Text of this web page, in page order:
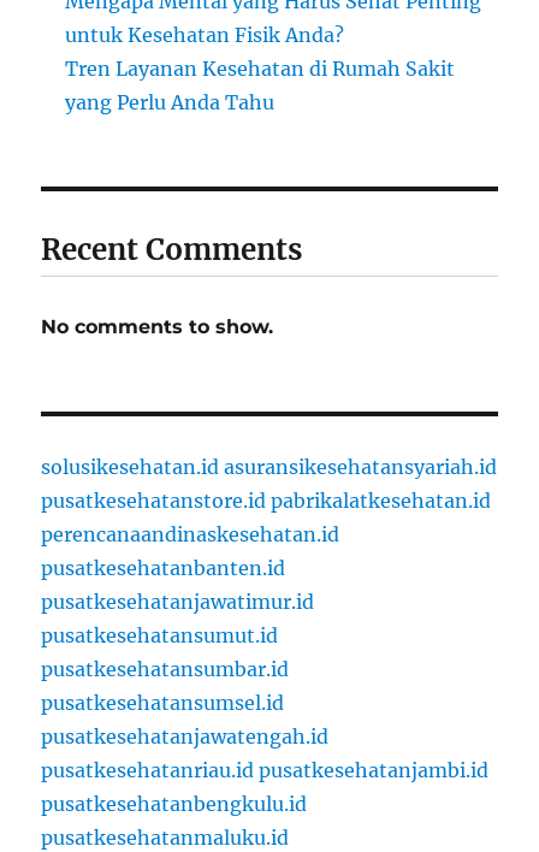
untuk Kesehatan Fisik Anda?
Tren Layanan Kesehatan di Rumah Sakit
yang Perlu Anda Tahu
Recent Comments
No comments to show.
solusikesehatan.id asuransikesehatansyariah.id
pusatkesehatanstore.id pabrikalatkesehatan.id
perencanaandinaskesehatan.id
pusatkesehatanbanten.id
pusatkesehatanjawatimur.id
pusatkesehatansumut.id
pusatkesehatansumbar.id
pusatkesehatansumsel.id
pusatkesehatanjawatengah.id
pusatkesehatanriau.id pusatkesehatanjambi.id
pusatkesehatanbengkulu.id
pusatkesehatanmaluku.id